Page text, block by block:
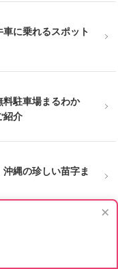
に乗れるスポット
駐車場まるわか
紹介
縄の珍しい苗字ま
後には何がある？
×